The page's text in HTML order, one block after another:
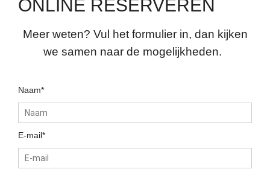
ONLINE RESERVEREN
Meer weten? Vul het formulier in, dan kijken
we samen naar de mogelijkheden.
Naam*
E-mail*